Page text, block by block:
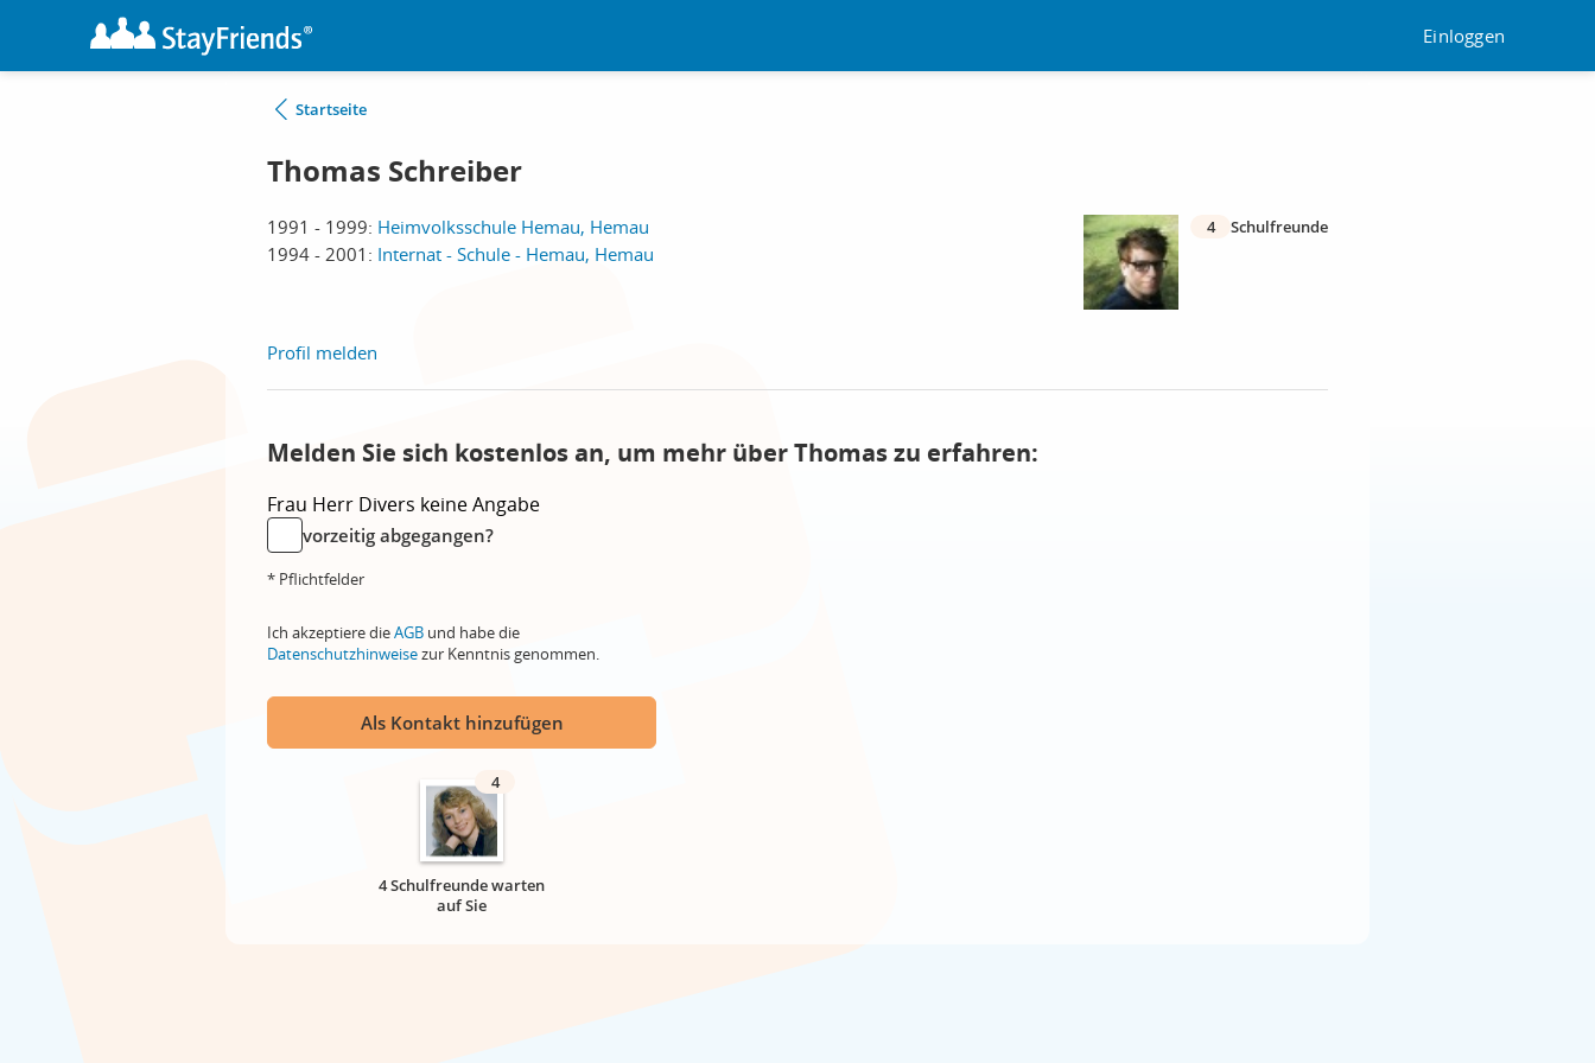
Einloggen
Startseite
Thomas Schreiber
1991 - 1999: Heimvolksschule Hemau, Hemau
1994 - 2001: Internat - Schule - Hemau, Hemau
4 Schulfreunde
Profil melden
Melden Sie sich kostenlos an, um mehr über Thomas zu erfahren:
Frau Herr Divers keine Angabe
vorzeitig abgegangen?
* Pflichtfelder
Ich akzeptiere dieAGB und habe die
Datenschutzhinweisezur Kenntnis genommen.
Als Kontakt hinzufügen
4
4 Schulfreunde warten
auf Sie